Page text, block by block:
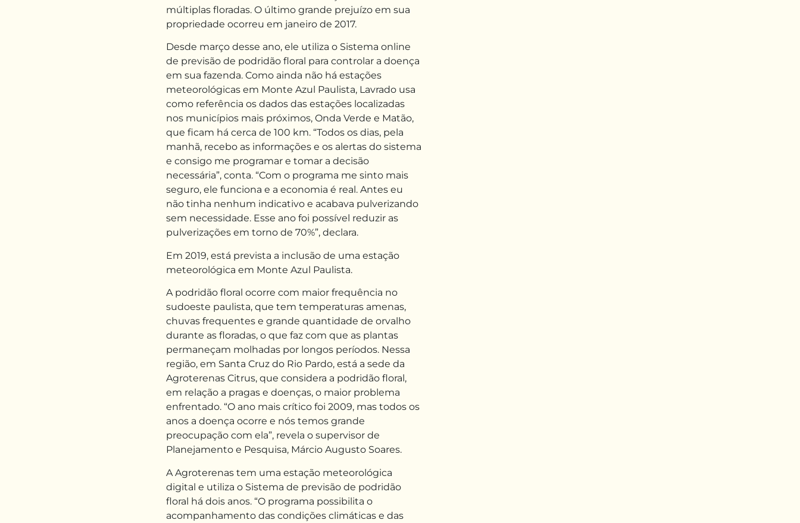
múltiplas floradas. O último grande prejuízo em sua
propriedade ocorreu em janeiro de 2017.
Desde março desse ano, ele utiliza o Sistema online
de previsão de podridão floral para controlar a doença
em sua fazenda. Como ainda não há estações
meteorológicas em Monte Azul Paulista, Lavrado usa
como referência os dados das estações localizadas
nos municípios mais próximos, Onda Verde e Matão,
que ficam há cerca de 100 km. “Todos os dias, pela
manhã, recebo as informações e os alertas do sistema
e consigo me programar e tomar a decisão
necessária”, conta. “Com o programa me sinto mais
seguro, ele funciona e a economia é real. Antes eu
não tinha nenhum indicativo e acabava pulverizando
sem necessidade. Esse ano foi possível reduzir as
pulverizações em torno de 70%”, declara.
Em 2019, está prevista a inclusão de uma estação
meteorológica em Monte Azul Paulista.
A podridão floral ocorre com maior frequência no
sudoeste paulista, que tem temperaturas amenas,
chuvas frequentes e grande quantidade de orvalho
durante as floradas, o que faz com que as plantas
permaneçam molhadas por longos períodos. Nessa
região, em Santa Cruz do Rio Pardo, está a sede da
Agroterenas Citrus, que considera a podridão floral,
em relação a pragas e doenças, o maior problema
enfrentado. “O ano mais crítico foi 2009, mas todos os
anos a doença ocorre e nós temos grande
preocupação com ela”, revela o supervisor de
Planejamento e Pesquisa, Márcio Augusto Soares.
A Agroterenas tem uma estação meteorológica
digital e utiliza o Sistema de previsão de podridão
floral há dois anos. “O programa possibilita o
acompanhamento das condições climáticas e das